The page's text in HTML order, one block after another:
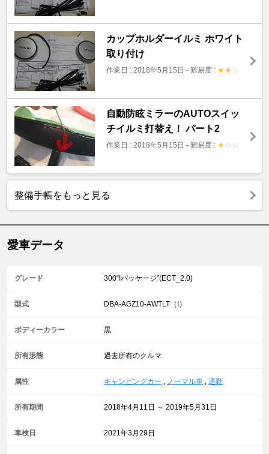
カップホルダーイルミ ホワイト
取り付け
作業日 : 2018年5月15日 - 難易度 : ★★ ☆
自動防眩ミラーのAUTOスイッ
チイルミ打替え！ パート2
作業日 : 2018年5月15日 - 難易度 : ★ ☆ ☆
整備手帳をもっと見る
愛車データ
グレード 300“Iパッケージ”(ECT_2.0)
型式 DBA-AGZ10-AWTLT（I）
ボディーカラー 黒
所有形態 過去所有のクルマ
属性 キャンピングカー , ノーマル車 , 通勤
所有期間 2018年4月11日 ～ 2019年5月31日
車検日 2021年3月29日